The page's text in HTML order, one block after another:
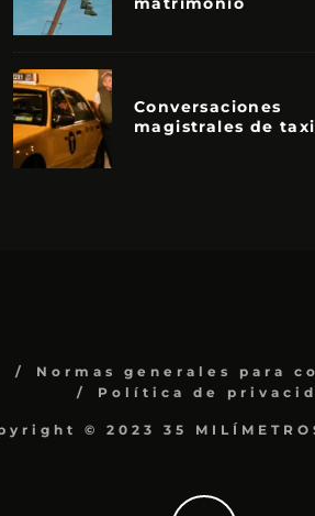
Conversaciones
magistrales de taxi
Normas generales para
Política de
© 2023 35